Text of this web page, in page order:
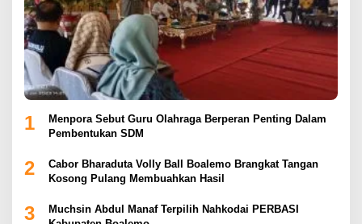
1
Menpora Sebut Guru Olahraga Berperan Penting Dalam
Pembentukan SDM
2
Cabor Bharaduta Volly Ball Boalemo Brangkat Tangan
Kosong Pulang Membuahkan Hasil
3
Muchsin Abdul Manaf Terpilih Nahkodai PERBASI